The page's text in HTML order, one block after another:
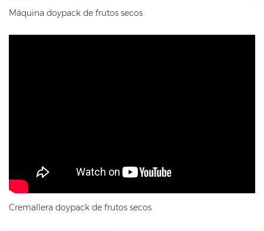
Máquina doypack de frutos secos
Cremallera doypack de frutos secos